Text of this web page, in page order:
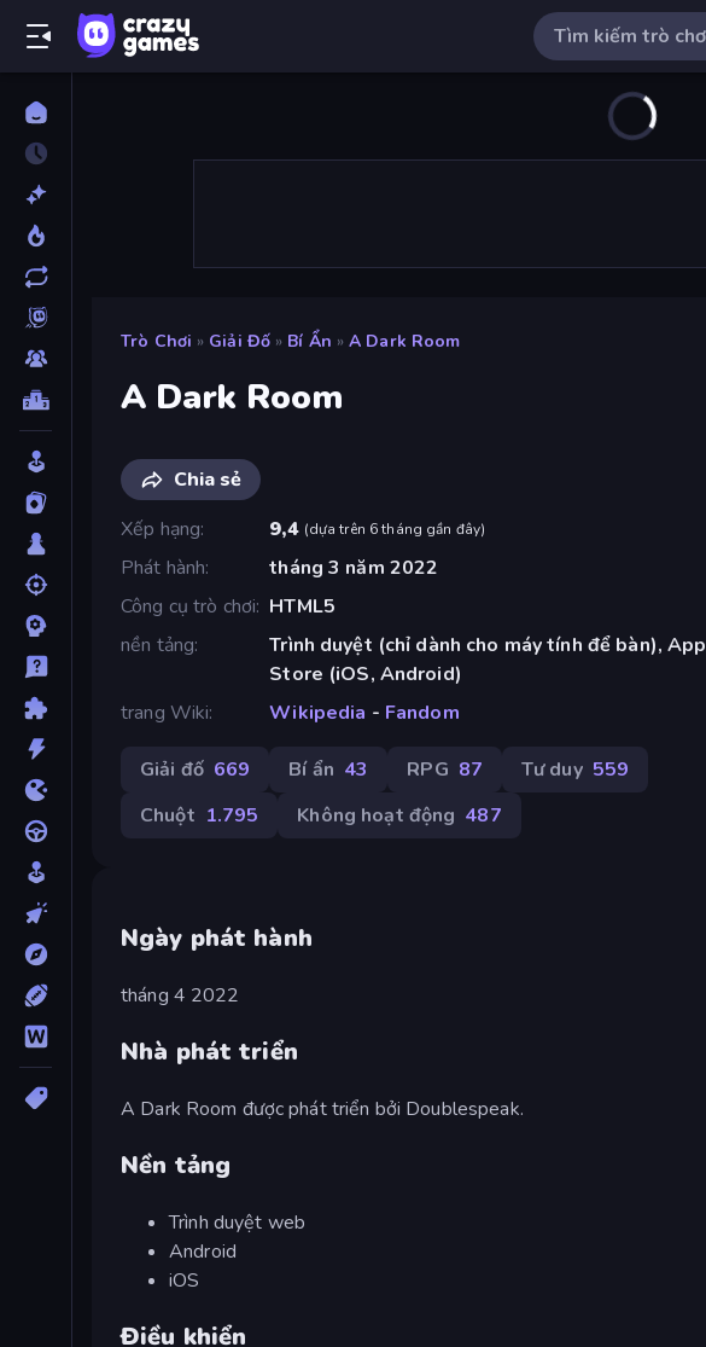
Trò Chơi » Giải Đố » Bí Ẩn » A Dark Room
A Dark Room
Chia sẻ
Xếp hạng
9,4 (dựa trên 6 tháng gần đây)
Phát hành
tháng 3 năm 2022
Công cụ trò chơi HTML5
nền tảng
Trình duyệt (chỉ dành cho máy tính để bàn), App
Store (iOS, Android)
trang Wiki
Wikipedia - Fandom
Giải đố 669 Bí ẩn 43 RPG 87 Tư duy 559
Chuột 1.795 Không hoạt động 487
Ngày phát hành
tháng 4 2022
Nhà phát triển
A Dark Room được phát triển bởi Doublespeak.
Nền tảng
Trình duyệt web
Android
iOS
Điều khiển